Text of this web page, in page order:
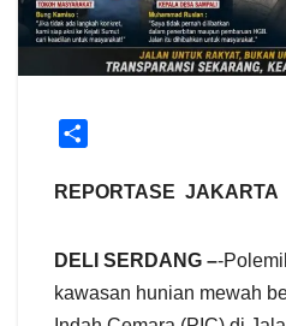
a
e
REPORTASE JAKARTA
DELI SERDANG –-
kawasan hunian mewah